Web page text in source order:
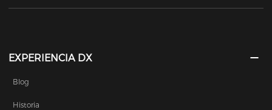
EXPERIENCIA DX
Blog
Historia